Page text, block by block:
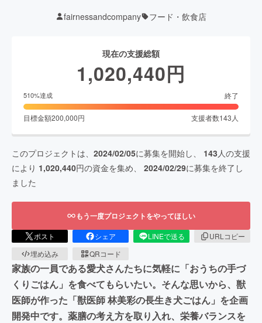
fairnessandcompany フード・飲食店
現在の支援総額
1,020,440円
510%達成 終了
目標金額200,000円 支援者数143 人
このプロジェクトは、 2024/02/05に募集を開始し、 143 人の支援
により 1,020,440円の資金を集め、 2024/02/29に募集を終了し
ました
もう一度プロジェクトをやってほしい
ポスト シェア LINEで送る
URLコピー
埋め込み
QRコード
家族の一員である愛犬さんたちに気軽に「おうちの手づ
くりごはん」を食べてもらいたい。そんな思いから、獣
医師が作った「獣医師 林美彩の長生き犬ごはん」を企画
開発中です。薬膳の考え方を取り入れ、栄養バランスを